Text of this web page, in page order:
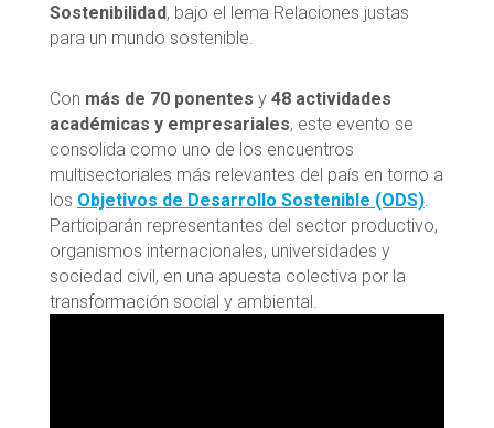
Sostenibilidad, bajo el lema Relaciones justas
para un mundo sostenible.
Con más de 70 ponentes y 48 actividades
académicas y empresariales, este evento se
consolida como uno de los encuentros
multisectoriales más relevantes del país en torno a
los Objetivos de Desarrollo Sostenible (ODS).
Participarán representantes del sector productivo,
organismos internacionales, universidades y
sociedad civil, en una apuesta colectiva por la
transformación social y ambiental.